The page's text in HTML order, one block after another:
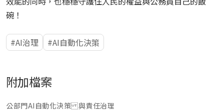
碗！
AI治理 AI自動化決策
附加檔案
公部門AI自動化決策 與責任治理